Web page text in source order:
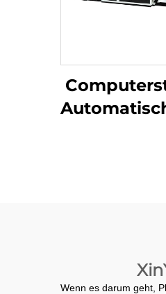
Wenn es darum geht,